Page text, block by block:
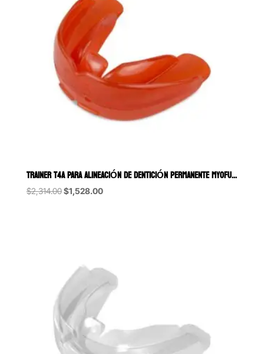
TRAINER T4A PARA ALINEACIÓN DE DENTICIÓN PERMANENTE MYOFUNCTIONAL
$2,314.00Original
$1,528.00Current